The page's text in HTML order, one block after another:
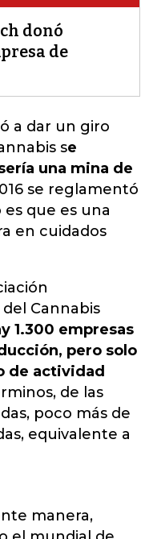
donó
de
a dar un giro
se
una mina de
se reglamentó
que es una
en cuidados
Cannabis
1.300 empresas
pero solo
de actividad
de las
poco más de
equivalente a
manera,